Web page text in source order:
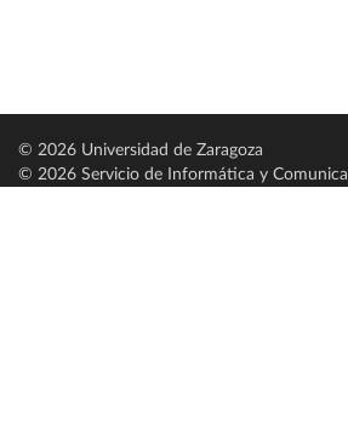
© 2026 Universidad de Zaragoza
© 2026 Servicio de Informática y